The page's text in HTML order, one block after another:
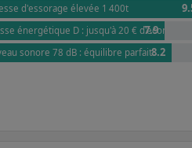
d'essorage élevée 1 400t
énergétique D : jusqu'à 20 € 7.9
sonore 78 dB : équilibre parfait8.2